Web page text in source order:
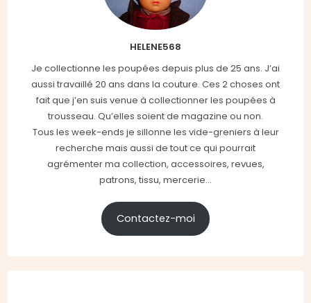
HELENE568
Je collectionne les poupées depuis plus de 25 ans. J’ai
aussi travaillé 20 ans dans la couture. Ces 2 choses ont
fait que j’en suis venue à collectionner les poupées à
trousseau. Qu’elles soient de magazine ou non.
Tous les week-ends je sillonne les vide-greniers à leur
recherche mais aussi de tout ce qui pourrait
agrémenter ma collection, accessoires, revues,
patrons, tissu, mercerie...
Contactez-moi